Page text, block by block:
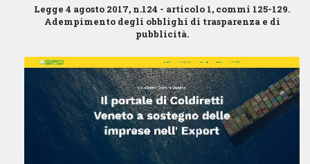
Legge 4 agosto 2017, n.124 - articolo 1, commi 125-129.
Adempimento degli obblighi di trasparenza e di
pubblicità.